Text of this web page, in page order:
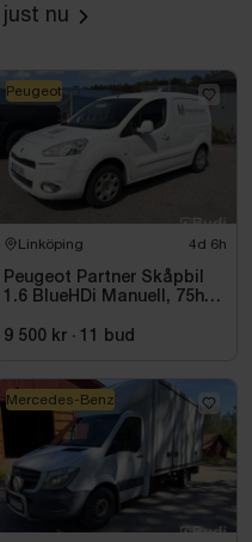
nu
Linköping 4d 6h
Peugeot Partner Skåpbil
1.6 BlueHDi Manuell, 75hk,
9 500 kr · 11 bud
Peugeot
Mercedes-Benz